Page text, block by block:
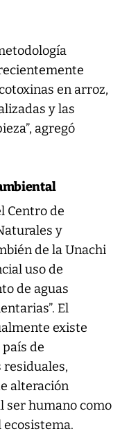
en arroz,
y las
agregó
Centro de
y
de la Unachi
uso de
de aguas
El
existe
de
residuales,
alteración
ser humano como
ecosistema.